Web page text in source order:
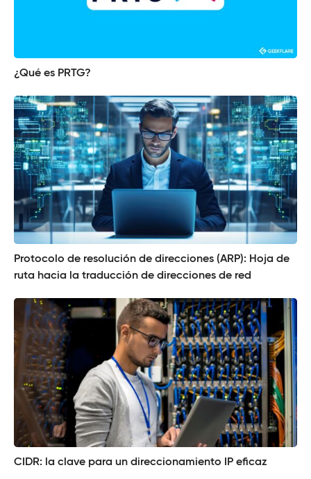
¿Qué es PRTG?
Protocolo de resolución de direcciones (ARP): Hoja de
ruta hacia la traducción de direcciones de red
CIDR: la clave para un direccionamiento IP eficaz